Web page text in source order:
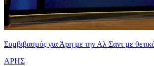
Συμβιβασμός για Άρη με την Αλ Σαντ με
ΑΡΗΣ